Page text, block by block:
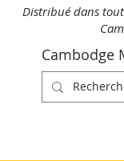
Distribué dans
Cambodge